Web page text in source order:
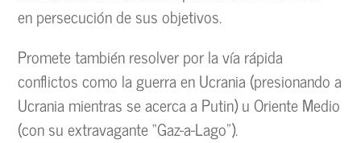
en persecución de sus objetivos.
Promete también resolver por la vía rápida
conflictos como la guerra en Ucrania (presionando a
Ucrania mientras se acerca a Putin) u Oriente Medio
(con su extravagante “Gaz-a-Lago”).